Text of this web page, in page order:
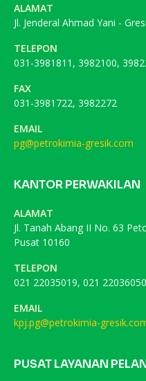
ALAMAT
Jl. Jenderal Ahmad Yani -
TELEPON
031-3981811, 3982100,
FAX
031-3981722, 3982272
EMAIL
pg@petrokimia-gresik.com
KANTOR PERWAKILAN
ALAMAT
Jl. Tanah Abang II No. 63
Pusat 10160
TELEPON
021 22035019, 021
EMAIL
kpj.pg@petrokimia-
PUSAT LAYANAN